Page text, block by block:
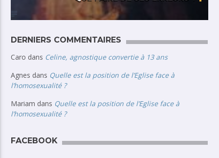
DERNIERS COMMENTAIRES
Caro dans Celine, agnostique convertie à 13 ans
Agnes dans Quelle est la position de l’Eglise face à
l’homosexualité ?
Mariam dans Quelle est la position de l’Eglise face à
l’homosexualité ?
FACEBOOK